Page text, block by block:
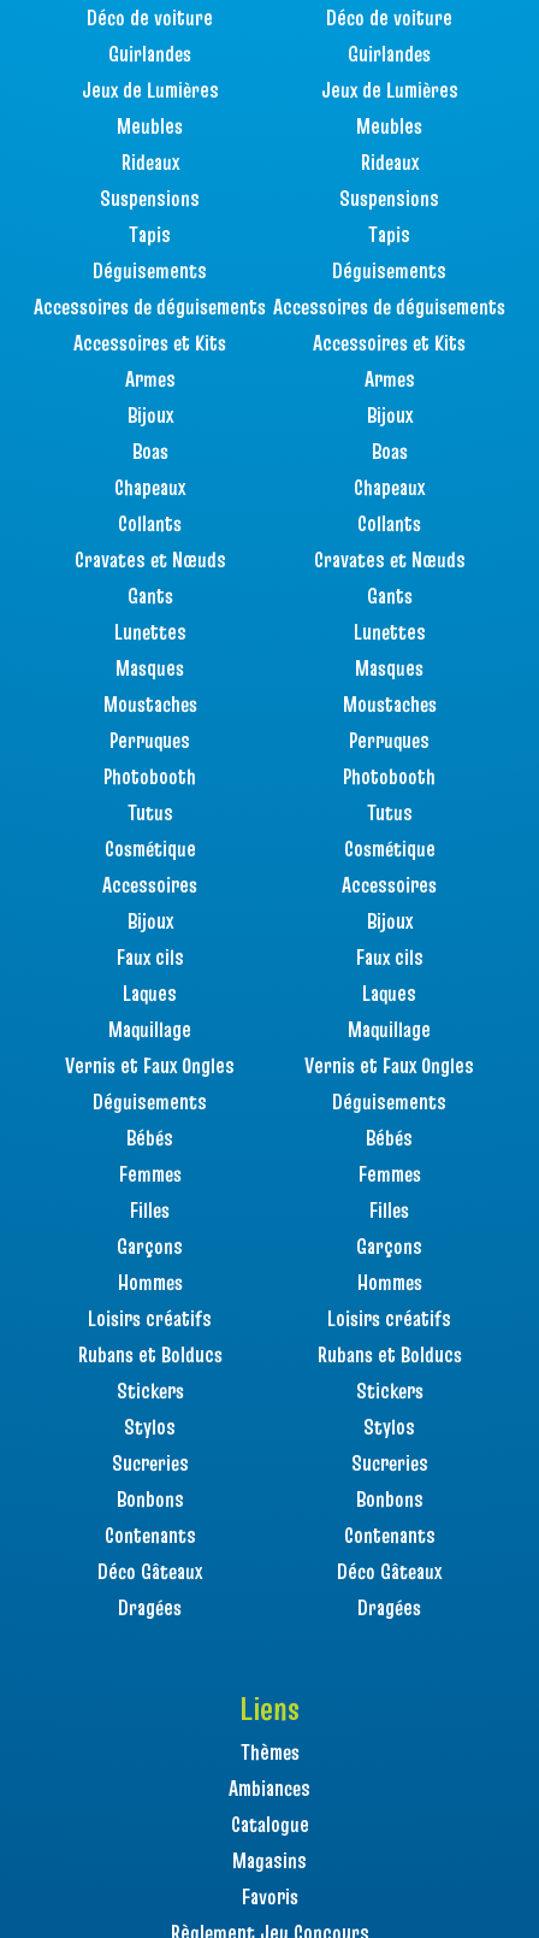
Déco de voiture
Guirlandes
Jeux de Lumières
Meubles
Rideaux
Suspensions
Tapis
Déguisements
Accessoires de déguisements
Accessoires et Kits
Armes
Bijoux
Boas
Chapeaux
Collants
Cravates et Nœuds
Gants
Lunettes
Masques
Moustaches
Perruques
Photobooth
Tutus
Cosmétique
Accessoires
Bijoux
Faux cils
Laques
Maquillage
Vernis et Faux Ongles
Déguisements
Bébés
Femmes
Filles
Garçons
Hommes
Loisirs créatifs
Rubans et Bolducs
Stickers
Stylos
Sucreries
Bonbons
Contenants
Déco Gâteaux
Dragées
Déco de voiture
Guirlandes
Jeux de Lumières
Meubles
Rideaux
Suspensions
Tapis
Déguisements
Accessoires de déguisements
Accessoires et Kits
Armes
Bijoux
Boas
Chapeaux
Collants
Cravates et Nœuds
Gants
Lunettes
Masques
Moustaches
Perruques
Photobooth
Tutus
Cosmétique
Accessoires
Bijoux
Faux cils
Laques
Maquillage
Vernis et Faux Ongles
Déguisements
Bébés
Femmes
Filles
Garçons
Hommes
Loisirs créatifs
Rubans et Bolducs
Stickers
Stylos
Sucreries
Bonbons
Contenants
Déco Gâteaux
Dragées
Liens
Thèmes
Ambiances
Catalogue
Magasins
Favoris